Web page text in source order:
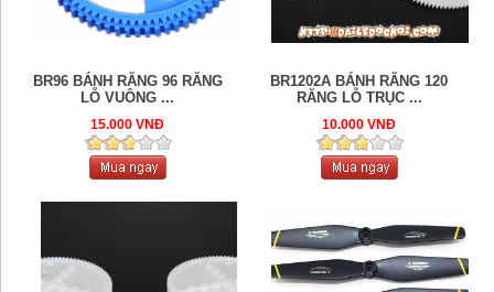
BR96 BÁNH RĂNG 96 RĂNG
LỖ VUÔNG ...
15.000 VNĐ
BR1202A BÁNH RĂNG 120
RĂNG LỖ TRỤC ...
10.000 VNĐ